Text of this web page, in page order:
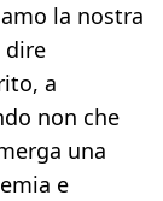
la nostra
dire
a
non che
una
e